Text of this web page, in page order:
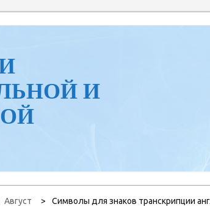
И
Август Символы для знаков транскрипции